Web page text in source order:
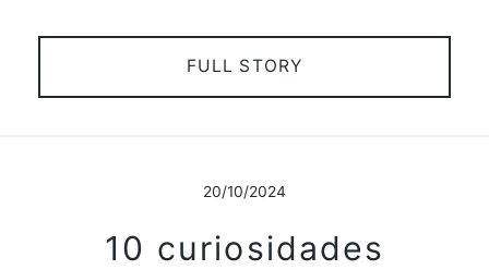
FULL STORY
20/10/2024
10 curiosidades